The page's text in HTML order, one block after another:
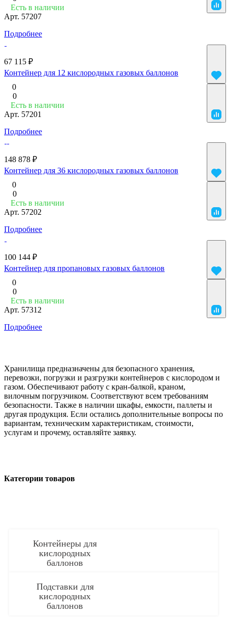
Есть в наличии
Арт. 57207
Подробнее
67 115 ₽
Контейнер для 12 кислородных газовых баллонов
0
0
Есть в наличии
Арт. 57201
Подробнее
148 878 ₽
Контейнер для 36 кислородных газовых баллонов
0
0
Есть в наличии
Арт. 57202
Подробнее
100 144 ₽
Контейнер для пропановых газовых баллонов
0
0
Есть в наличии
Арт. 57312
Подробнее
Хранилища предназначены для безопасного хранения,
перевозки, погрузки и разгрузки контейнеров с кислородом и
газом. Обеспечивают работу с кран-балкой, краном,
вилочным погрузчиком. Соответствуют всем требованиям
безопасности. Также в наличии шкафы, емкости, паллеты и
другая продукция. Если остались дополнительные вопросы по
вариантам, техническим характеристикам, стоимости,
услугам и прочему, оставляйте заявку.
Категории товаров
Контейнеры для
кислородных
баллонов
Подставки для
кислородных
баллонов